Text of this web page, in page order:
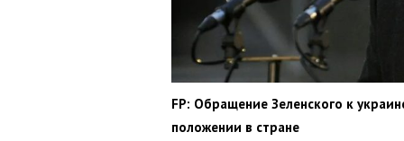
FP: Обращение Зеленского к
положении в стране